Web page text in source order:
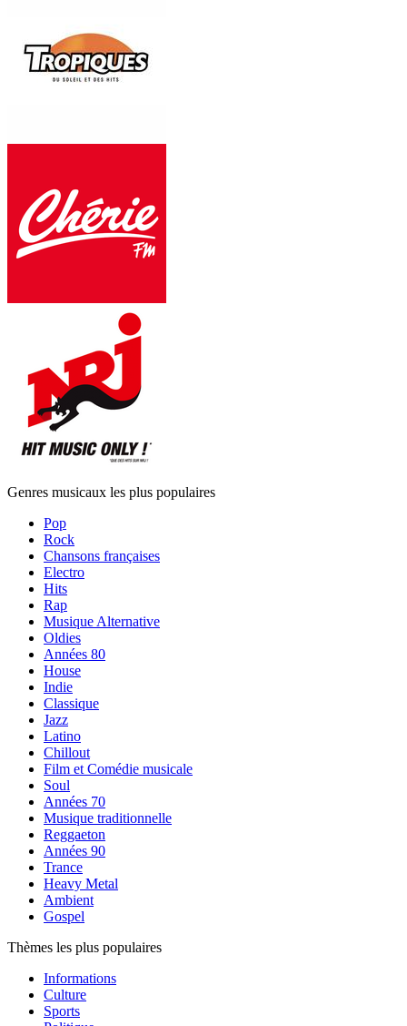
Genres musicaux les plus populaires
Pop
Rock
Chansons françaises
Electro
Hits
Rap
Musique Alternative
Oldies
Années 80
House
Indie
Classique
Jazz
Latino
Chillout
Film et Comédie musicale
Soul
Années 70
Musique traditionnelle
Reggaeton
Années 90
Trance
Heavy Metal
Ambient
Gospel
Thèmes les plus populaires
Informations
Culture
Sports